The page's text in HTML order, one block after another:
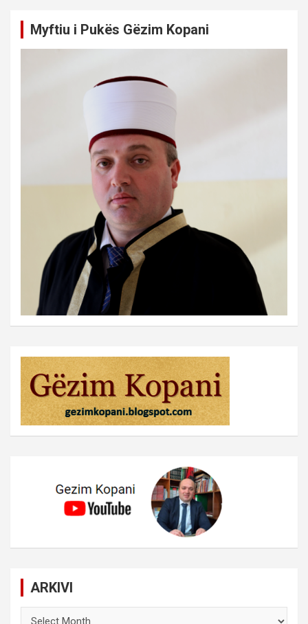
Myftiu i Pukës Gëzim Kopani
ARKIVI